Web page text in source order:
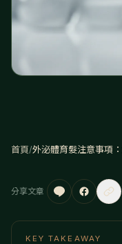
首頁/
分享文章
KEY TAKEAWAY